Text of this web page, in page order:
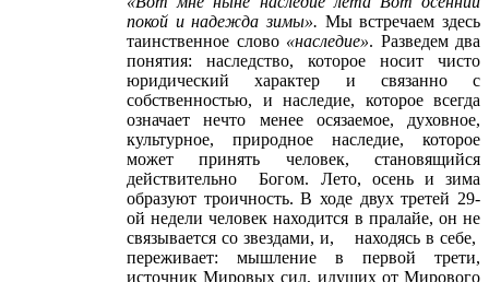
покой и надежда зимы». Мы встречаем здесь
таинственное слово «наследие». Разведем два
понятия: наследство, которое носит чисто
юридический характер и связанно с
собственностью, и наследие, которое всегда
означает нечто менее осязаемое, духовное,
культурное, природное наследие, которое
может принять человек, становящийся
действительно Богом. Лето, осень и зима
образуют троичность. В ходе двух третей 29-
ой недели человек находится в пралайе, он не
связывается со звездами, и, находясь в себе,
переживает: мышление в первой трети,
источник Мировых сил, идущих от Мирового